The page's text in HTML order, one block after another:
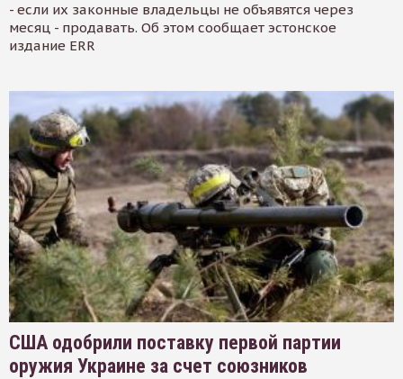
- если их законные владельцы не объявятся через
месяц - продавать. Об этом сообщает эстонское
издание ERR
США одобрили поставку первой партии
оружия Украине за счет союзников